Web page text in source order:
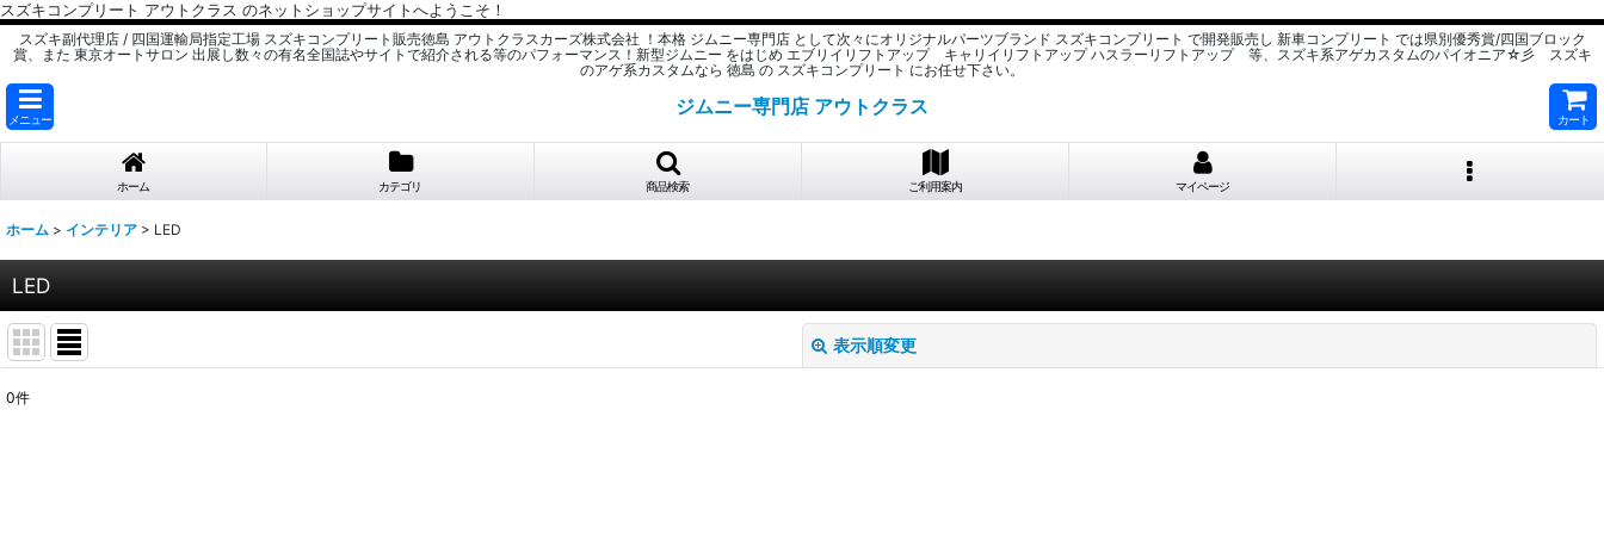
スズキコンプリート アウトクラス のネットショップサイトへようこそ！
スズキ副代理店 / 四国運輸局指定工場 スズキコンプリート販売徳島 アウトクラスカーズ株式会社 ！本格 ジムニー専門店 として次々にオリジナルパーツブランド スズキコンプリート で開発販売し 新車コンプリート では県別優秀賞/四国ブロック
賞、また 東京オートサロン 出展し数々の有名全国誌やサイトで紹介される等のパフォーマンス！新型ジムニー をはじめ エブリイリフトアップ キャリイリフトアップ ハスラーリフトアップ 等、スズキ系アゲカスタムのパイオニア☆彡 スズキ
のアゲ系カスタムなら 徳島 の スズキコンプリート にお任せ下さい。
メニュー
ジムニー専門店 アウトクラス
カート
ホーム カテゴリ 商品検索 ご利用案内 マイページ
ホーム > インテリア > LED
LED
表示順変更
0件